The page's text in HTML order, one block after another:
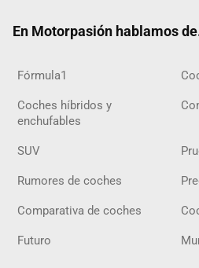
En Motorpasión hablamos
Fórmula1
Coches híbridos y
enchufables
SUV
Rumores de coches
Comparativa de coches
Futuro